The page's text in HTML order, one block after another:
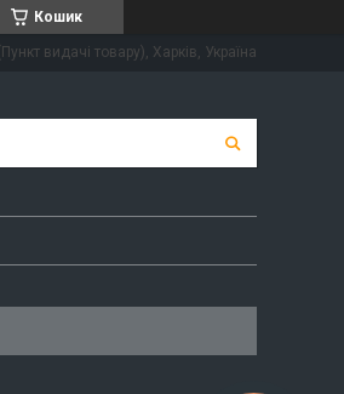
Кошик
видачі товару), Харків, Україна